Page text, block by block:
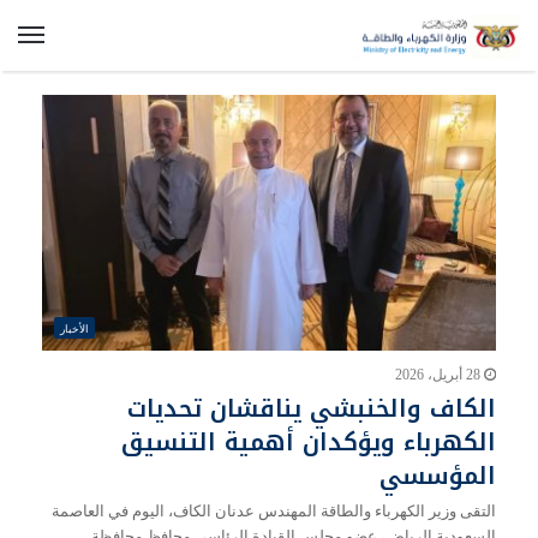
الأخبار
28 أبريل، 2026
الكاف والخنبشي يناقشان تحديات
الكهرباء ويؤكدان أهمية التنسيق
المؤسسي
التقى وزير الكهرباء والطاقة المهندس عدنان الكاف، اليوم في العاصمة